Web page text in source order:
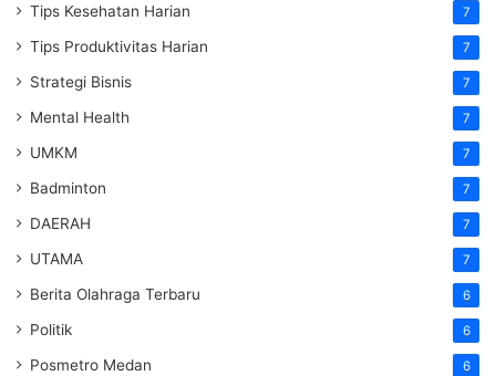
Tips Kesehatan Harian 7
Tips Produktivitas Harian 7
Strategi Bisnis 7
Mental Health 7
UMKM 7
Badminton 7
DAERAH 7
UTAMA 7
Berita Olahraga Terbaru 6
Politik 6
Posmetro Medan 6